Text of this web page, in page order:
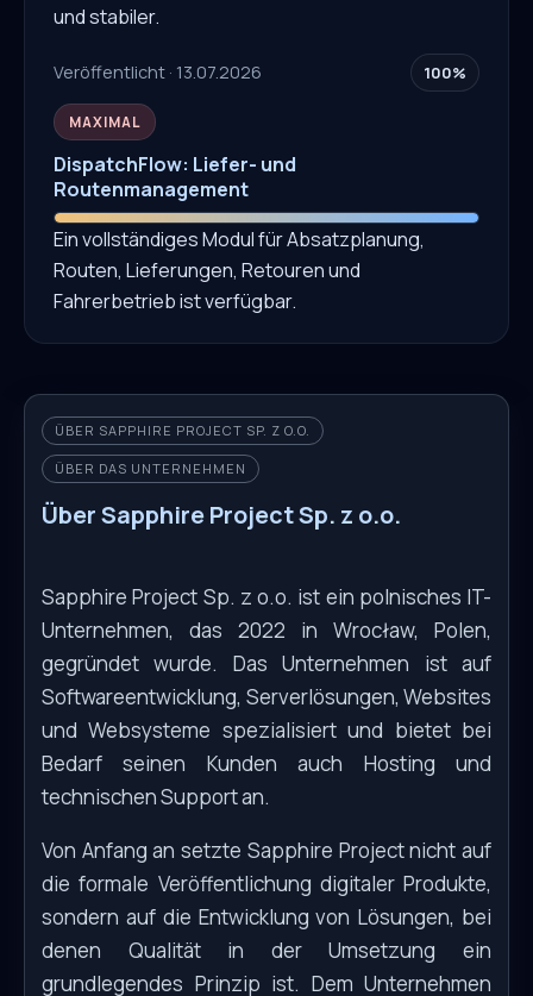
und stabiler.
Veröffentlicht · 13.07.2026 100%
MAXIMAL
DispatchFlow: Liefer- und
Routenmanagement
Ein vollständiges Modul für Absatzplanung,
Routen, Lieferungen, Retouren und
Fahrerbetrieb ist verfügbar.
ÜBER SAPPHIRE PROJECT SP. Z O.O.
ÜBER DAS UNTERNEHMEN
Über Sapphire Project Sp. z o.o.
Sapphire Project Sp. z o.o. ist ein polnisches IT-
Unternehmen, das 2022 in Wrocław, Polen,
gegründet wurde. Das Unternehmen ist auf
Softwareentwicklung, Serverlösungen, Websites
und Websysteme spezialisiert und bietet bei
Bedarf seinen Kunden auch Hosting und
technischen Support an.
Von Anfang an setzte Sapphire Project nicht auf
die formale Veröffentlichung digitaler Produkte,
sondern auf die Entwicklung von Lösungen, bei
denen Qualität in der Umsetzung ein
grundlegendes Prinzip ist. Dem Unternehmen